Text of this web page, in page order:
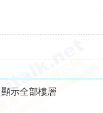
顯示全部樓層